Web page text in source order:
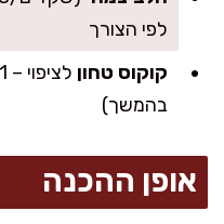
לפי הצורך
קוקוס טחון
בהמשך)
אופן ההכנה